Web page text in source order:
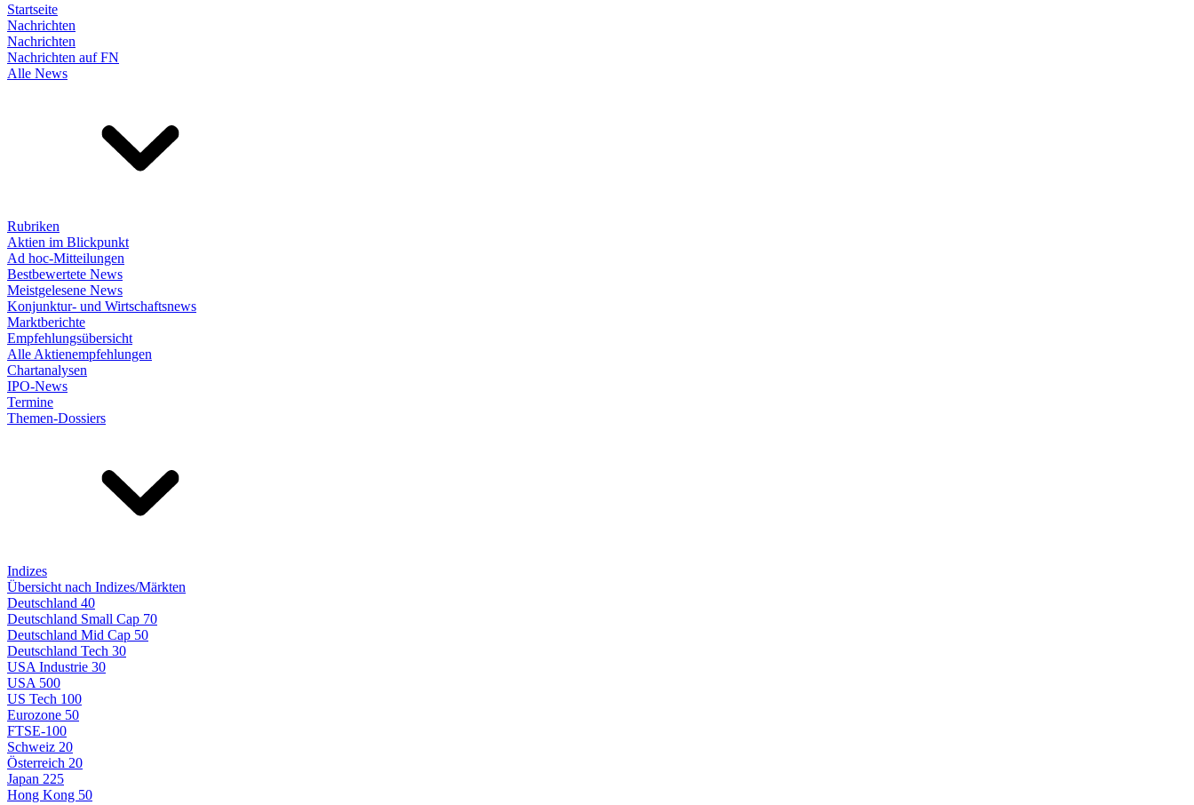
Startseite
Nachrichten
Nachrichten
Nachrichten auf FN
Alle News
Rubriken
Aktien im Blickpunkt
Ad hoc-Mitteilungen
Bestbewertete News
Meistgelesene News
Konjunktur- und Wirtschaftsnews
Marktberichte
Empfehlungsübersicht
Alle Aktienempfehlungen
Chartanalysen
IPO-News
Termine
Themen-Dossiers
Indizes
Übersicht nach Indizes/Märkten
Deutschland 40
Deutschland Small Cap 70
Deutschland Mid Cap 50
Deutschland Tech 30
USA Industrie 30
USA 500
US Tech 100
Eurozone 50
FTSE-100
Schweiz 20
Österreich 20
Japan 225
Hong Kong 50